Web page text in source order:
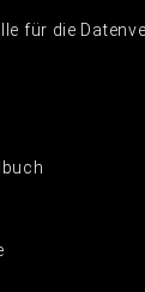
für die